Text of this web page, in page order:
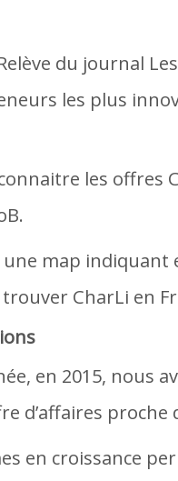
du journal
les plus
les offres
une map
CharLi en
en 2015, nous
d’affaires proche
en croissance